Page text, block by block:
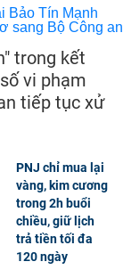
trong kết
vi phạm
tiếp tục xử
PNJ chỉ mua lại
vàng, kim cương
trong 2h buổi
chiều, giữ lịch
trả tiền tối đa
120 ngày